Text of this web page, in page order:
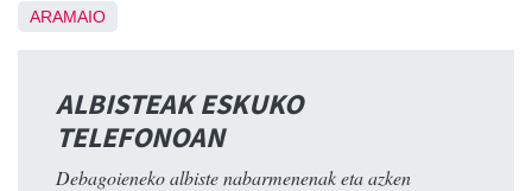
ARAMAIO
ALBISTEAK ESKUKO
TELEFONOAN
Debagoieneko albiste nabarmenenak eta azken